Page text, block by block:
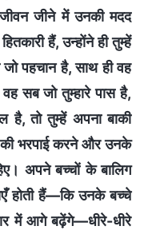
जीवन जीने में उनकी मदद
हैं, उन्होंने ही तुम्हें
जो पहचान है, साथ ही वह
सब जो तुम्हारे पास है,
है, तो तुम्हें अपना बाकी
भरपाई करने और उनके
अपने बच्चों के बालिग
होती हैं—कि उनके बच्चे
में आगे बढ़ेंगे—धीरे-धीरे